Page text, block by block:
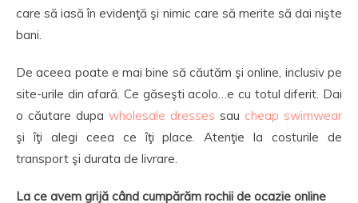
care să iasă în evidenţă şi nimic care să merite să dai nişte
bani.
De aceea poate e mai bine să căutăm şi online, inclusiv pe
site-urile din afară. Ce găseşti acolo…e cu totul diferit. Dai
o căutare dupa wholesale dresses sau cheap swimwear
şi îţi alegi ceea ce îţi place. Atenţie la costurile de
transport şi durata de livrare.
La ce avem grijă când cumpărăm rochii de ocazie online